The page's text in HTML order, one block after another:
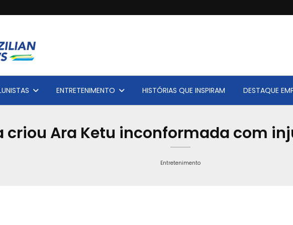
ENTRETENIMENTO HISTÓRIAS QUE INSPIRAM DESTAQUE
criou Ara Ketu inconformada com
Entretenimento